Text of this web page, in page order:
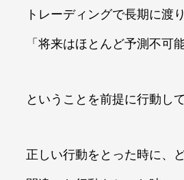
トレーディングで長期に渡
「将来はほとんど予測不可能
ということを前提に行動し
正しい行動をとった時に、